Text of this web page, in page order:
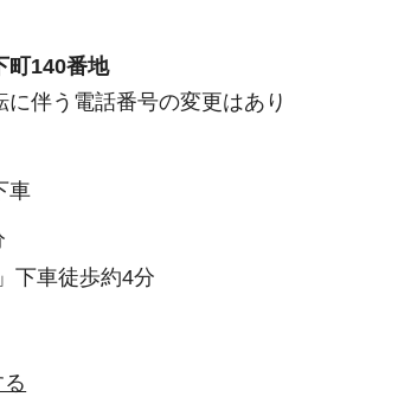
町140番地
に伴う電話番号の変更はあり
車
下車徒歩約4分